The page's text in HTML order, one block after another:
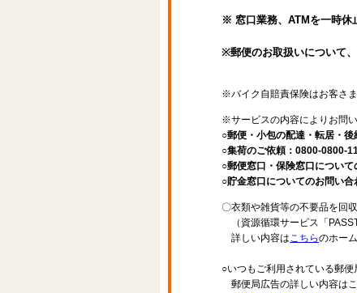
※ 窓口業務、ATMを一時休
※郵便のお取扱いについて
※バイク自賠責保険はお客さ
※サービスの内容によりお問
○郵便・小包の配達・転居・
○集荷のご依頼：0800-0800-
○郵便窓口・保険窓口につい
○貯金窓口についてのお問い
〇衣類や雑貨等の不要品を回
（資源循環サービス「
詳しい内容はこちらのホー
○いつもご利用されている郵
郵便局広告の詳しい内容は